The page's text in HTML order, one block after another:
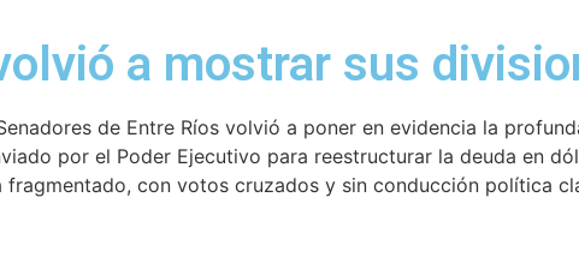
a mostrar sus
de Entre Ríos volvió a poner en evidencia la
por el Poder Ejecutivo para reestructurar la deuda en
con votos cruzados y sin conducción política